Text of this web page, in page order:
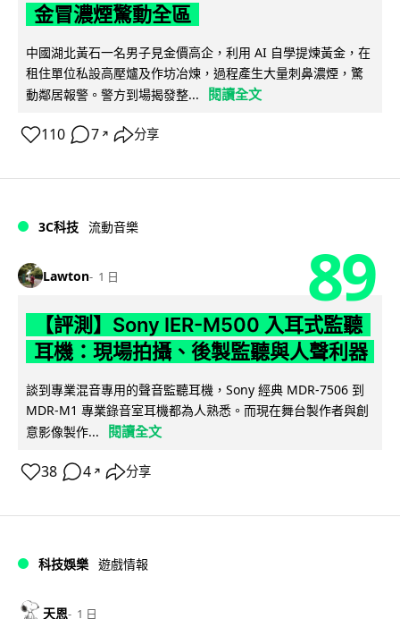
金冒濃煙驚動全區
中國湖北黃石一名男子見金價高企，利用 AI 自學提煉黃金，在
租住單位私設高壓爐及作坊冶煉，過程產生大量刺鼻濃煙，驚
動鄰居報警。警方到場揭發整...
閱讀全文
110 7 ↗ 分享
3C科技 流動音樂
Lawton 1 日 89
【評測】Sony IER-M500 入耳式監聽
耳機：現場拍攝、後製監聽與人聲利器
談到專業混音專用的聲音監聽耳機，Sony 經典 MDR-7506 到
MDR-M1 專業錄音室耳機都為人熟悉。而現在舞台製作者與創
意影像製作...
閱讀全文
38 4 ↗ 分享
科技娛樂 遊戲情報
天恩 1 日